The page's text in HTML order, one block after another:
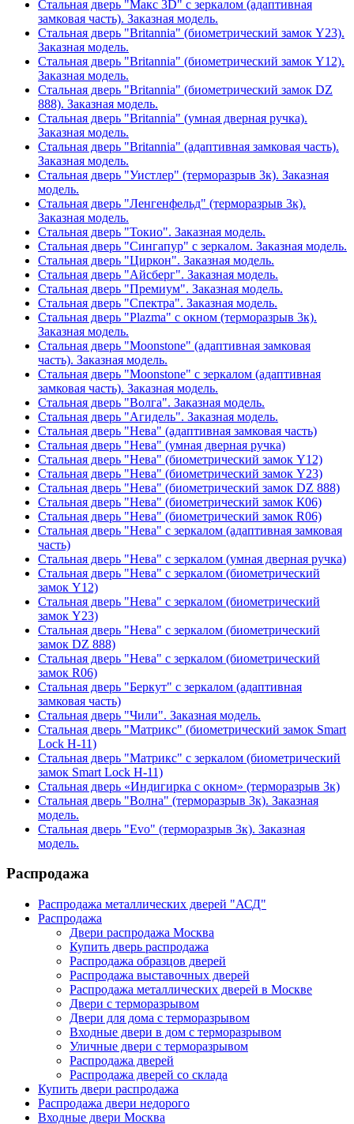
Стальная дверь "Макс 3D" с зеркалом (адаптивная
замковая часть). Заказная модель.
Стальная дверь "Britannia" (биометрический замок Y23).
Заказная модель.
Стальная дверь "Britannia" (биометрический замок Y12).
Заказная модель.
Стальная дверь "Britannia" (биометрический замок DZ
888). Заказная модель.
Стальная дверь "Britannia" (умная дверная ручка).
Заказная модель.
Стальная дверь "Britannia" (адаптивная замковая часть).
Заказная модель.
Стальная дверь "Уистлер" (терморазрыв 3к). Заказная
модель.
Стальная дверь "Ленгенфельд" (терморазрыв 3к).
Заказная модель.
Стальная дверь "Токио". Заказная модель.
Стальная дверь "Сингапур" с зеркалом. Заказная модель.
Стальная дверь "Циркон". Заказная модель.
Стальная дверь "Айсберг". Заказная модель.
Стальная дверь "Премиум". Заказная модель.
Стальная дверь "Спектра". Заказная модель.
Стальная дверь "Plazma" с окном (терморазрыв 3к).
Заказная модель.
Стальная дверь "Moonstone" (адаптивная замковая
часть). Заказная модель.
Стальная дверь "Moonstone" с зеркалом (адаптивная
замковая часть). Заказная модель.
Стальная дверь "Волга". Заказная модель.
Стальная дверь "Агидель". Заказная модель.
Стальная дверь "Нева" (адаптивная замковая часть)
Стальная дверь "Нева" (умная дверная ручка)
Стальная дверь "Нева" (биометрический замок Y12)
Стальная дверь "Нева" (биометрический замок Y23)
Стальная дверь "Нева" (биометрический замок DZ 888)
Стальная дверь "Нева" (биометрический замок К06)
Стальная дверь "Нева" (биометрический замок R06)
Стальная дверь "Нева" с зеркалом (адаптивная замковая
часть)
Стальная дверь "Нева" с зеркалом (умная дверная ручка)
Стальная дверь "Нева" с зеркалом (биометрический
замок Y12)
Стальная дверь "Нева" с зеркалом (биометрический
замок Y23)
Стальная дверь "Нева" с зеркалом (биометрический
замок DZ 888)
Стальная дверь "Нева" с зеркалом (биометрический
замок R06)
Стальная дверь "Беркут" с зеркалом (адаптивная
замковая часть)
Стальная дверь "Чили". Заказная модель.
Стальная дверь "Матрикс" (биометрический замок Smart
Lock H-11)
Стальная дверь "Матрикс" с зеркалом (биометрический
замок Smart Lock H-11)
Стальная дверь «Индигирка с окном» (терморазрыв 3к)
Стальная дверь "Волна" (терморазрыв 3к). Заказная
модель.
Стальная дверь "Evo" (терморазрыв 3к). Заказная
модель.
Распродажа
Распродажа металлических дверей "АСД"
Распродажа
Двери распродажа Москва
Купить дверь распродажа
Распродажа образцов дверей
Распродажа выставочных дверей
Распродажа металлических дверей в Москве
Двери с терморазрывом
Двери для дома с терморазрывом
Входные двери в дом с терморазрывом
Уличные двери с терморазрывом
Распродажа дверей
Распродажа дверей со склада
Купить двери распродажа
Распродажа двери недорого
Входные двери Москва